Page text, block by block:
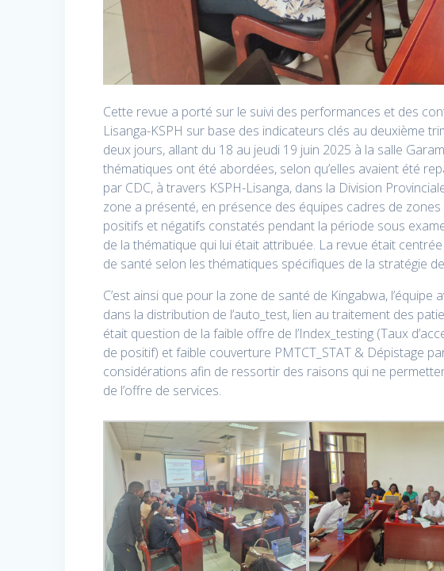
Cette revue a porté sur le suivi des performances et des
Lisanga-KSPH sur base des indicateurs clés au deuxième
deux jours, allant du 18 au jeudi 19 juin 2025 à la salle
thématiques ont été abordées, selon qu’elles avaient été
par CDC, à travers KSPH-Lisanga, dans la Division
zone a présenté, en présence des équipes cadres de
positifs et négatifs constatés pendant la période sous
de la thématique qui lui était attribuée. La revue était
de santé selon les thématiques spécifiques de la stratégie
C’est ainsi que pour la zone de santé de Kingabwa,
dans la distribution de l’auto_test, lien au traitement des
était question de la faible offre de l’Index_testing (Taux
de positif) et faible couverture PMTCT_STAT & Dépistage
considérations afin de ressortir des raisons qui ne
de l’offre de services.